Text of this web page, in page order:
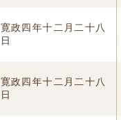
寛政四年十二月二十八
日
寛政四年十二月二十八
日